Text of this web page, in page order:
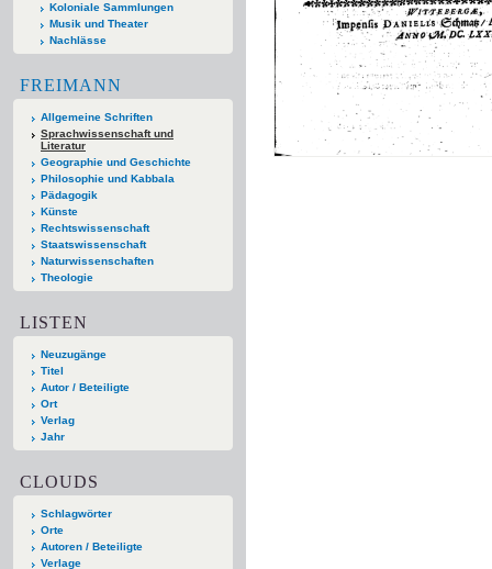
Koloniale Sammlungen
Musik und Theater
Nachlässe
FREIMANN
Allgemeine Schriften
Sprachwissenschaft und
Literatur
Geographie und Geschichte
Philosophie und Kabbala
Pädagogik
Künste
Rechtswissenschaft
Staatswissenschaft
Naturwissenschaften
Theologie
LISTEN
Neuzugänge
Titel
Autor / Beteiligte
Ort
Verlag
Jahr
CLOUDS
Schlagwörter
Orte
Autoren / Beteiligte
Verlage